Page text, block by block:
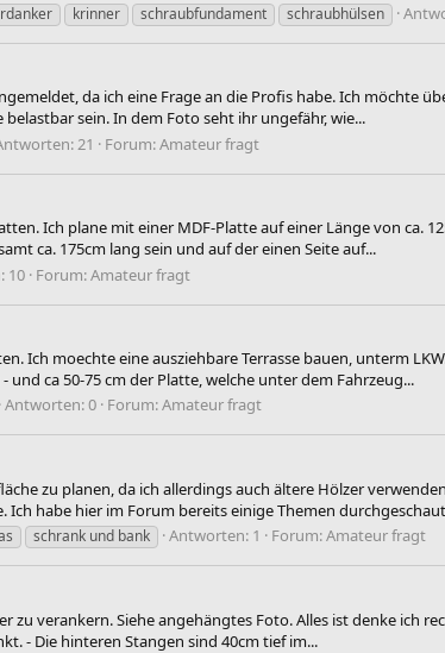
krinner schraubfundament schraubhülsen
da ich eine Frage an die Profis habe. Ich möchte
sein. In dem Foto seht ihr ungefähr, wie...
21 Forum:Amateur fragt
Ich plane mit einer MDF-Platte auf einer Länge von ca.
ca. 175cm lang sein und auf der einen Seite auf...
10 Forum:Amateur fragt
Ich moechte eine ausziehbare Terrasse bauen, unterm
ca 50-75 cm der Platte, welche unter dem Fahrzeug...
Antworten: 0 Forum:Amateur fragt
zu planen, da ich allerdings auch ältere Hölzer
habe hier im Forum bereits einige Themen
schrank und bank Antworten: 1 Forum:Amateur fragt
verankern. Siehe angehängtes Foto. Alles ist denke ich
- Die hinteren Stangen sind 40cm tief im...